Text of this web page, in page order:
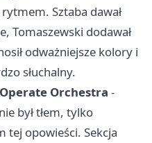
Sztaba dawał
Tomaszewski dodawał
odważniejsze kolory i
słuchalny.
Orchestra -
był tłem, tylko
tej opowieści. Sekcja